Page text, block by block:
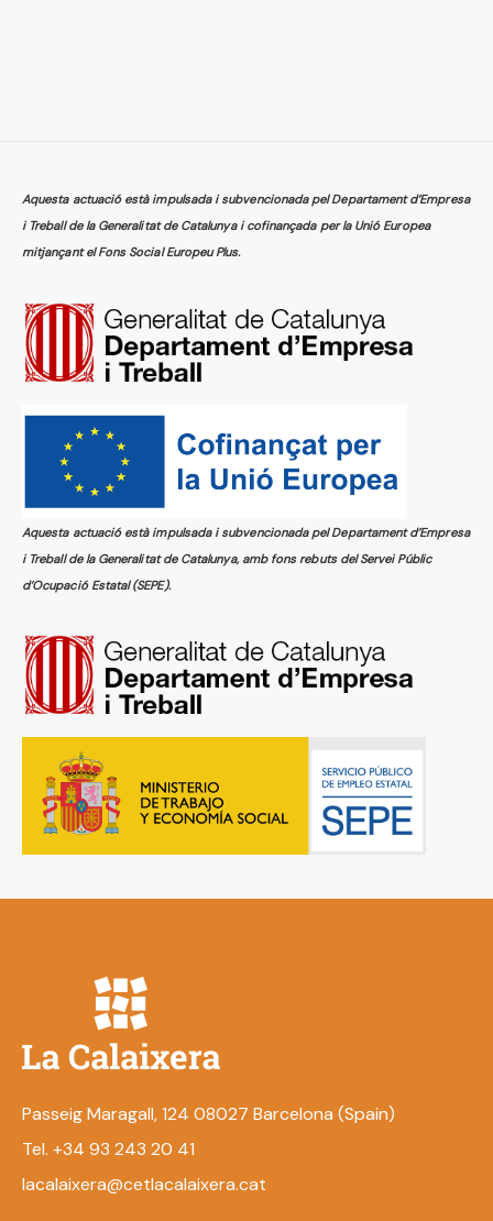
Aquesta actuació està impulsada i subvencionada pel Departament d’Empresa
i Treball de la Generalitat de Catalunya i cofinançada per la Unió Europea
mitjançant el Fons Social Europeu Plus.
Aquesta actuació està impulsada i subvencionada pel Departament d’Empresa
i Treball de la Generalitat de Catalunya, amb fons rebuts del Servei Públic
d’Ocupació Estatal (SEPE).
Passeig Maragall, 124 08027 Barcelona (Spain)
Tel. +34 93 243 20 41
lacalaixera@cetlacalaixera.cat